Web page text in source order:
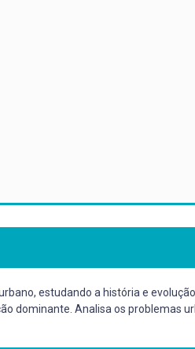
estudando a história e
dominante. Analisa os problemas